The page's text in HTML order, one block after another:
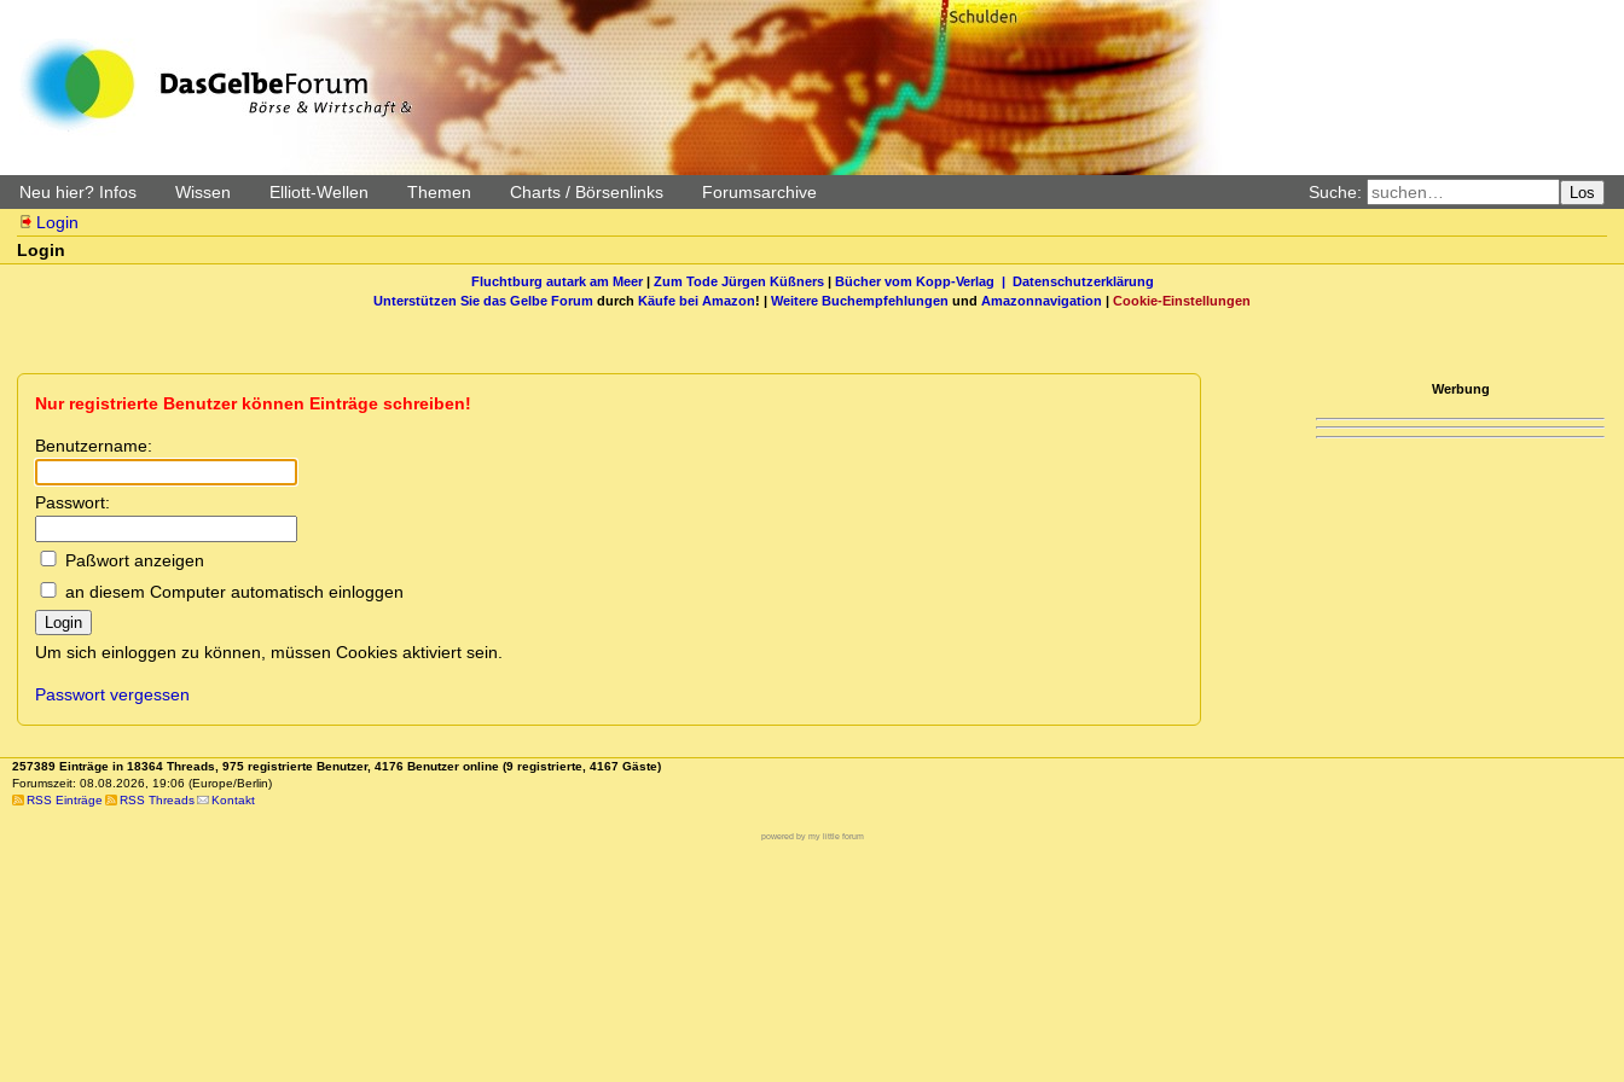
Neu hier? Infos Wissen Elliott-Wellen Themen Charts / Börsenlinks Forumsarchive Suche: Los
Login
Login
Fluchtburg autark am Meer| Zum Tode Jürgen Küßners| Bücher vom Kopp-Verlag | Datenschutzerklärung
Unterstützen Sie das Gelbe Forum durch Käufe bei Amazon! | Weitere Buchempfehlungen und Amazonnavigation | Cookie-Einstellungen
Nur registrierte Benutzer können Einträge schreiben!
Benutzername:
Passwort:
Paßwort anzeigen
an diesem Computer automatisch einloggen
Login
Um sich einloggen zu können, müssen Cookies aktiviert sein.
Passwort vergessen
Werbung
257389 Einträge in 18364 Threads, 975 registrierte Benutzer, 4176 Benutzer online (9 registrierte, 4167 Gäste)
Forumszeit: 08.08.2026, 19:06 (Europe/Berlin)
RSS Einträge
RSS Threads Kontakt
powered by my little forum